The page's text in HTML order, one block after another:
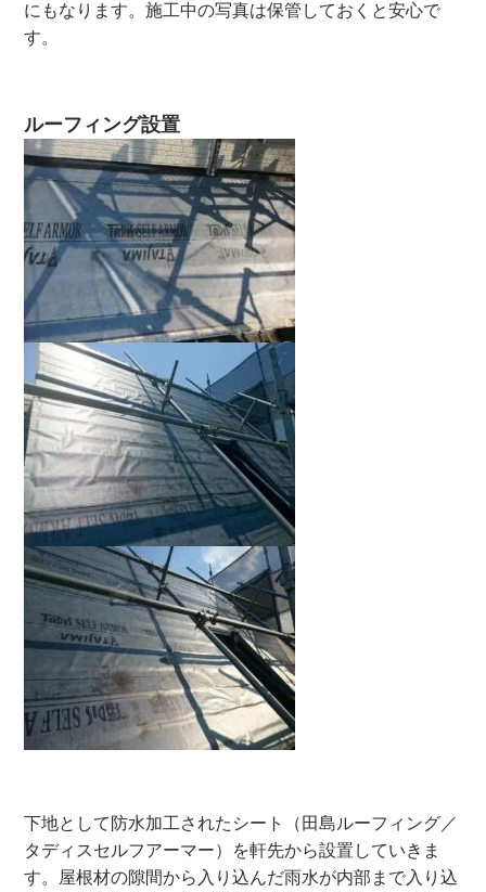
にもなります。施工中の写真は保管しておくと安心で
す。
ルーフィング設置
下地として防水加工されたシート（田島ルーフィング／
タディスセルフアーマー）を軒先から設置していきま
す。屋根材の隙間から入り込んだ雨水が内部まで入り込